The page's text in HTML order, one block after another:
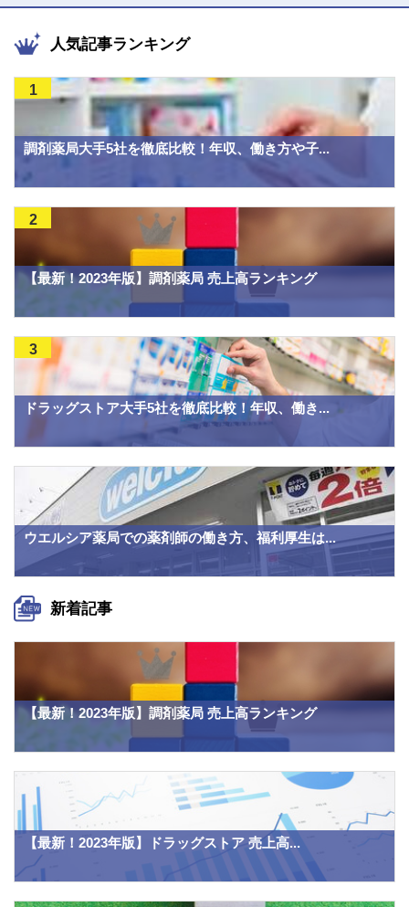
人気記事ランキング
調剤薬局大手5社を徹底比較！年収、働き方や子...
1
【最新！2023年版】調剤薬局 売上高ランキング
2
ドラッグストア大手5社を徹底比較！年収、働き...
3
ウエルシア薬局での薬剤師の働き方、福利厚生は...
新着記事
【最新！2023年版】調剤薬局 売上高ランキング
【最新！2023年版】ドラッグストア 売上高...